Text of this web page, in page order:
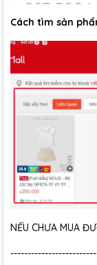
Cách tìm sản
NẾU CHƯA MUA